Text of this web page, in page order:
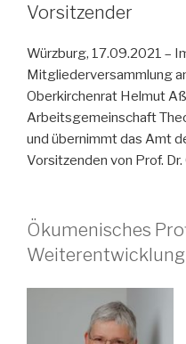
Vorsitzender
Würzburg, 17.09.2021 –
Mitgliederversammlung
Oberkirchenrat Helmut
Arbeitsgemeinschaft
und übernimmt das Amt
Vorsitzenden von Prof. Dr.
Ökumenisches
Weiterentwicklung